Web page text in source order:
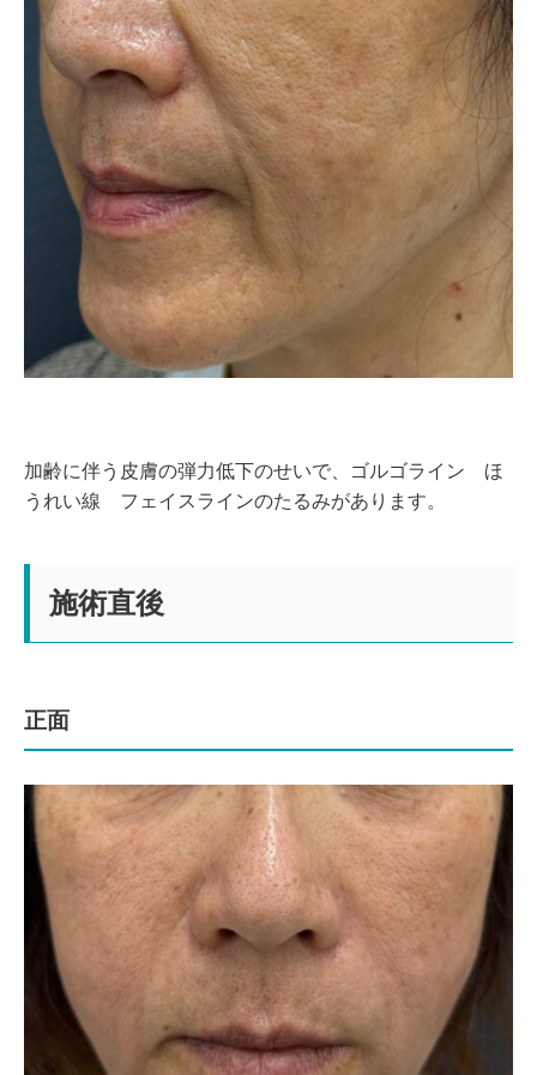
加齢に伴う皮膚の弾力低下のせいで、ゴルゴライン ほ
うれい線 フェイスラインのたるみがあります。
施術直後
正面